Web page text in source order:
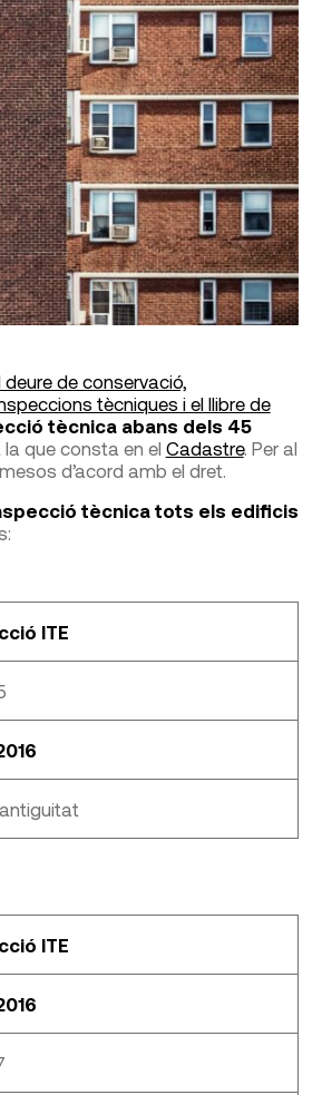
de conservació,
tècniques i el llibre de
tècnica abans dels 45
que consta en el Cadastre. Per al
d’acord amb el dret.
tècnica tots els edificis
ITE
ITE